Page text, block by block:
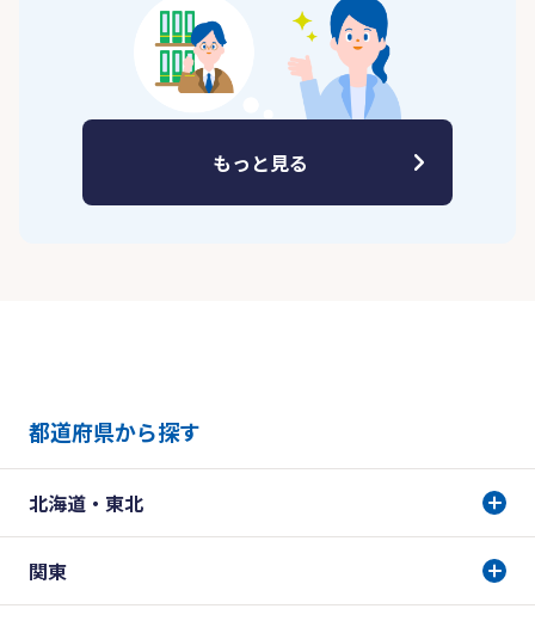
もっと見る
都道府県から探す
北海道・東北
関東